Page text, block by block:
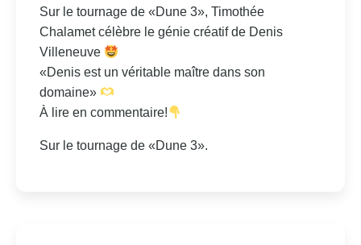
Sur le tournage de «Dune 3», Timothée
Chalamet célèbre le génie créatif de Denis
Villeneuve
«Denis est un véritable maître dans son
domaine»
À lire en commentaire!
Sur le tournage de «Dune 3».